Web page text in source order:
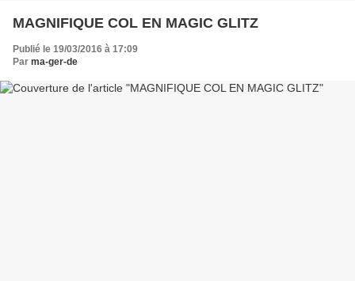
MAGNIFIQUE COL EN MAGIC GLITZ
Publié le 19/03/2016 à 17:09
Par ma-ger-de